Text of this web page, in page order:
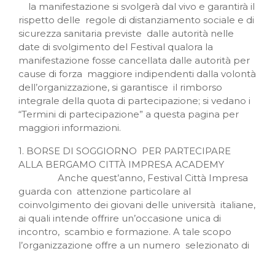
la manifestazione si svolgerà dal vivo e garantirà il
rispetto delle regole di distanziamento sociale e di
sicurezza sanitaria previste dalle autorità nelle
date di svolgimento del Festival qualora la
manifestazione fosse cancellata dalle autorità per
cause di forza maggiore indipendenti dalla volontà
dell’organizzazione, si garantisce il rimborso
integrale della quota di partecipazione; si vedano i
“Termini di partecipazione” a questa pagina per
maggiori informazioni.
1. BORSE DI SOGGIORNO PER PARTECIPARE
ALLA BERGAMO CITTÀ IMPRESA ACADEMY
Anche quest’anno, Festival Città Impresa
guarda con attenzione particolare al
coinvolgimento dei giovani delle università italiane,
ai quali intende offrire un’occasione unica di
incontro, scambio e formazione. A tale scopo
l’organizzazione offre a un numero selezionato di